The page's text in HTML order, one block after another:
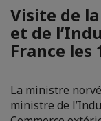
Visite de
et de
France les
La ministre
ministre de